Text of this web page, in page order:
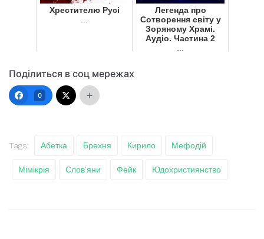
Хрестителю Русі
Легенда про
Сотворення світу у
Зоряному Храмі.
Аудіо. Частина 2
Поділиться в соц мережах
0
Tags: Абетка Брехня Кирило Мефодій
Мімікрія Слов'яни Фейк Юдохристиянство